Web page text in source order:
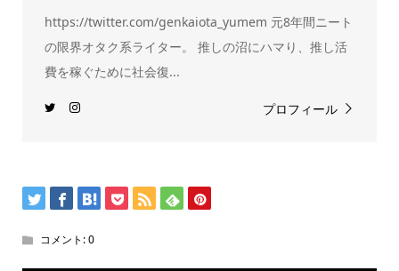
https://twitter.com/genkaiota_yumem 元8年間ニート
の限界オタク系ライター。 推しの沼にハマり、推し活
費を稼ぐために社会復...
プロフィール
コメント:0